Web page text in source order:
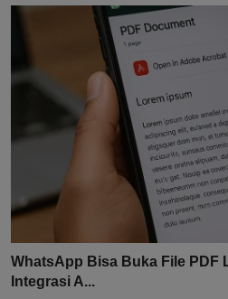
WhatsApp Bisa Buka File PDF
Integrasi A...